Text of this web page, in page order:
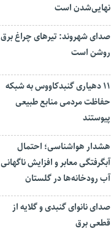
نهایی‌شدن است
صدای شهروند: تیرهای چراغ برق
روشن است
۱۱ دهیاری گنبدکاووس به شبکه
حفاظت مردمی منابع طبیعی
پیوستند
هشدار هواشناسی؛ احتمال
آبگرفتگی معابر و افزایش ناگهانی
آب رودخانه‌ها در گلستان
صدای نانوای گنبدی و گلایه از
قطعی برق